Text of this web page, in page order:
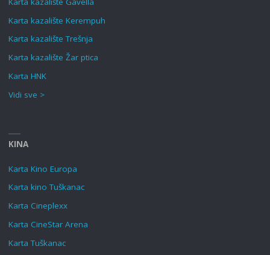
Karta kazalište Kerempuh
Karta kazalište Trešnja
Karta kazalište Žar ptica
Karta HNK
Vidi sve >
KINA
Karta Kino Europa
Karta kino Tuškanac
Karta Cineplexx
Karta CineStar Arena
Karta Tuškanac